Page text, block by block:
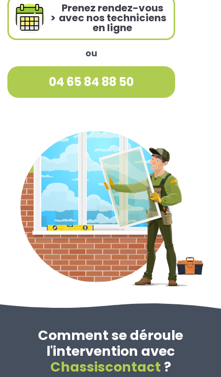
>
Prenez rendez-vous
avec nos techniciens
en ligne
ou
04 65 84 88 50
Comment se déroule
l'intervention avec
Chassiscontact ?